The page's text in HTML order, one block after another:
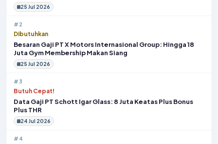
25 Jul 2026
#2
Dibutuhkan
Besaran Gaji PT X Motors Internasional Group: Hingga 18
Juta Gym Membership Makan Siang
25 Jul 2026
#3
Butuh Cepat!
Data Gaji PT Schott Igar Glass: 8 Juta Keatas Plus Bonus
Plus THR
24 Jul 2026
#4